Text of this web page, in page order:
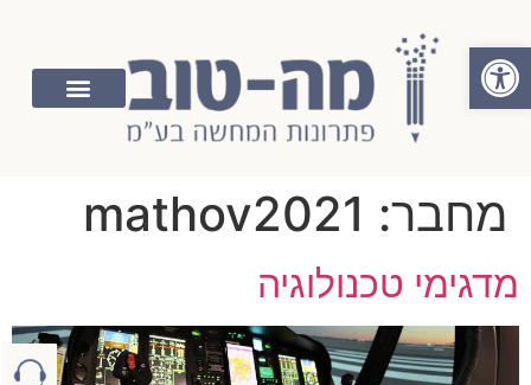
פתח סרגל נגישות
מחבר: mathov2021
מדגימי טכנולוגיה